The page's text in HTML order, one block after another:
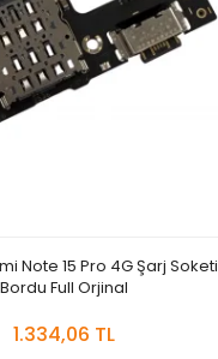
Note 15 Pro 4G Şarj Soketi
Bordu Full Orjinal
1.334,06 TL